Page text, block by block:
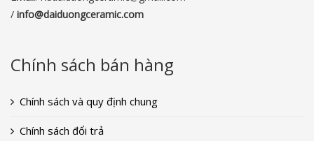
/ info@daiduongceramic.com
Chính sách bán hàng
Chính sách và quy định chung
Chính sách đổi trả